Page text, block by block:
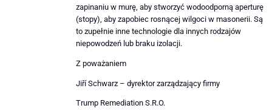
zapinaniu w murę, aby stworzyć wodoodporną aperturę
(stopy), aby zapobiec rosnącej wilgoci w masonerii. Są
to zupełnie inne technologie dla innych rodzajów
niepowodzeń lub braku izolacji.
Z poważaniem
Jiří Schwarz – dyrektor zarządzający firmy
Trump Remediation S.R.O.